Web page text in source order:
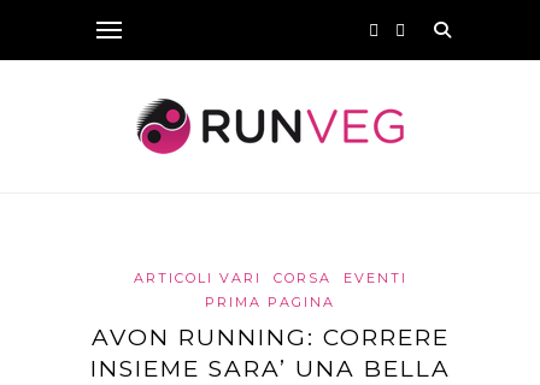
ARTICOLI VARI CORSA
EVENTI
PRIMA PAGINA
AVON RUNNING: CORRERE
INSIEME SARA’ UNA BELLA